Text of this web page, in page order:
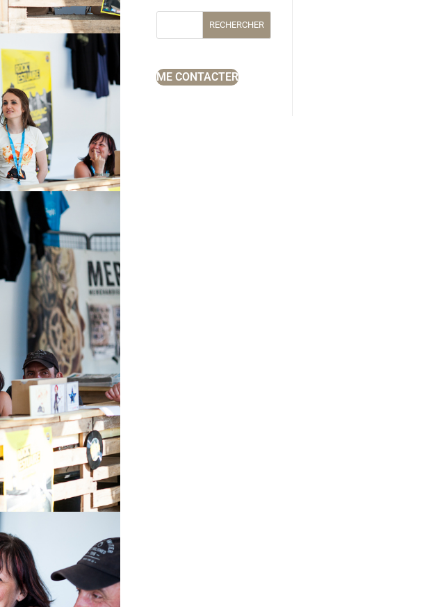
RECHERCHER
ME CONTACTER